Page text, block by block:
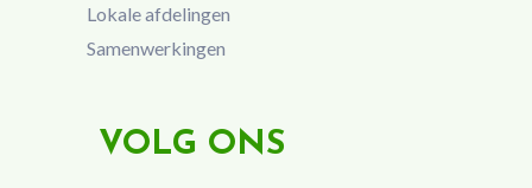
Lokale afdelingen
Samenwerkingen
VOLG ONS